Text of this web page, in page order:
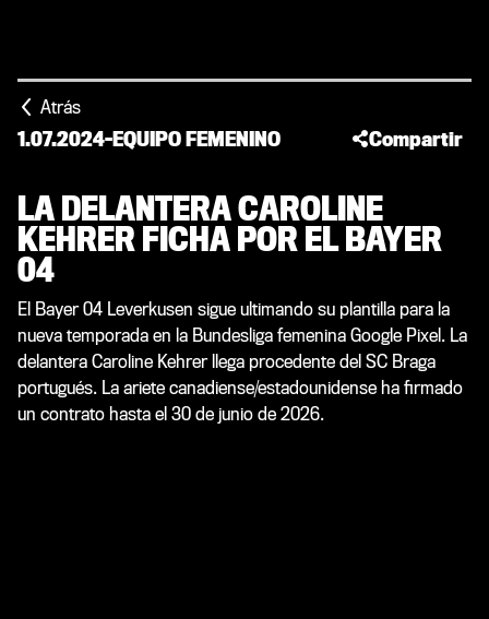
Atrás
1.07.2024-EQUIPO FEMENINO Compartir
LA DELANTERA CAROLINE
KEHRER FICHA POR EL BAYER
04
El Bayer 04 Leverkusen sigue ultimando su plantilla para la
nueva temporada en la Bundesliga femenina Google Pixel. La
delantera Caroline Kehrer llega procedente del SC Braga
portugués. La ariete canadiense/estadounidense ha firmado
un contrato hasta el 30 de junio de 2026.